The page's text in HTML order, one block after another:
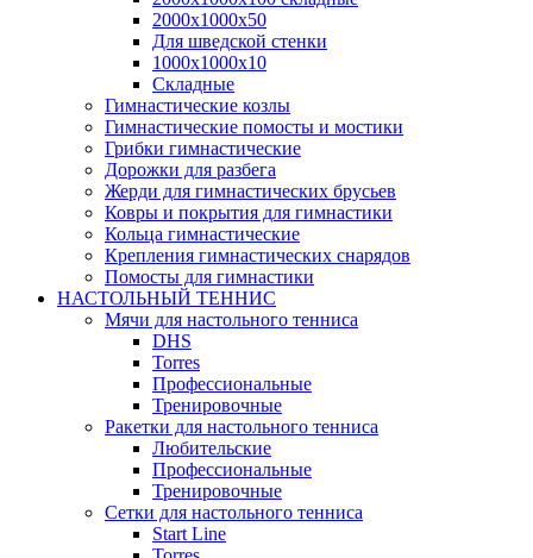
2000х1000х50
Для шведской стенки
1000х1000х10
Складные
Гимнастические козлы
Гимнастические помосты и мостики
Грибки гимнастические
Дорожки для разбега
Жерди для гимнастических брусьев
Ковры и покрытия для гимнастики
Кольца гимнастические
Крепления гимнастических снарядов
Помосты для гимнастики
НАСТОЛЬНЫЙ ТЕННИС
Мячи для настольного тенниса
DHS
Torres
Профессиональные
Тренировочные
Ракетки для настольного тенниса
Любительские
Профессиональные
Тренировочные
Сетки для настольного тенниса
Start Line